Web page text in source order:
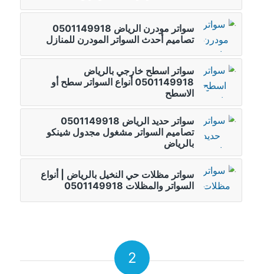
سواتر مودرن الرياض 0501149918
تصاميم أحدث السواتر المودرن للمنازل
سواتر اسطح خارجي بالرياض
0501149918 أنواع السواتر سطح أو
الاسطح
سواتر حديد الرياض 0501149918
تصاميم السواتر مشغول مجدول شينكو
بالرياض
سواتر مظلات حي النخيل بالرياض | أنواع
السواتر والمظلات 0501149918
2